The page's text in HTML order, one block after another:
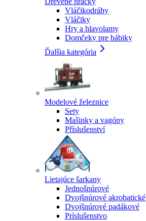
Vláčikodráhy
Vláčiky
Hry a hlavolamy
Domčeky pre bábiky
Ďalšia kategória
Modelové železnice
Sety
Mašinky a vagóny
Příslušenství
Lietajúce šarkany
Jednošnúrové
Dvojšnúrové akrobatické
Dvojšnúrové padákové
Príslušenstvo